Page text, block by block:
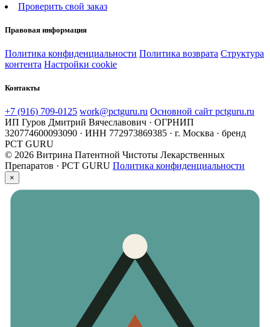
Проверить свой заказ
Правовая информация
Политика конфиденциальности Политика возврата Структура
контента Настройки cookie
Контакты
+7 (916) 709-0125 work@pctguru.ru Основной сайт pctguru.ru
ИП Гуров Дмитрий Вячеславович · ОГРНИП
320774600093090 · ИНН 772973869385 · г. Москва · бренд
PCT GURU
© 2026 Витрина Патентной Чистоты Лекарственных
Препаратов · PCT GURU Политика конфиденциальности
×